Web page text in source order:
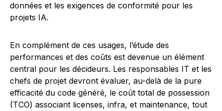
données et les exigences de conformité pour les
projets IA.
En complément de ces usages, l’étude des
performances et des coûts est devenue un élément
central pour les décideurs. Les responsables IT et les
chefs de projet devront évaluer, au-delà de la pure
efficacité du code généré, le coût total de possession
(TCO) associant licenses, infra, et maintenance, tout